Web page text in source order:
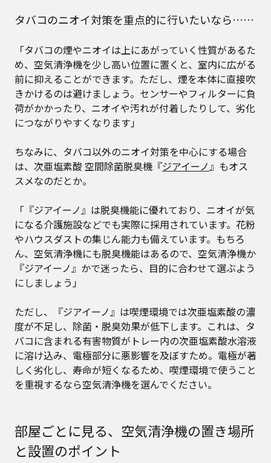
タバコのニオイ対策を重点的に行いたいなら……
「タバコの煙やニオイは上にあがっていく性質があるた
め、空気清浄機を少し高い位置に置くと、室内に広がる
前に抑えることができます。ただし、煙を本体に直接吹
きかけるのは避けましょう。センサーやフィルターに負
荷がかかったり、ニオイや汚れが付着したりして、劣化
につながりやすくなります」
ちなみに、タバコ以外のニオイ対策を中心にする場合
は、次亜塩素酸 空間除菌脱臭機『ジアイーノ』もオス
スメなのだとか。
「『ジアイーノ』は脱臭機能に優れており、ニオイが気
になる介護施設などでも実際に採用されています。花粉
やハウスダストの集じん能力も備えています。もちろ
ん、空気清浄機にも脱臭機能はあるので、空気清浄機か
『ジアイーノ』かで迷ったら、目的に合わせて選ぶよう
にしましょう」
ただし、『ジアイーノ』は喫煙環境では次亜塩素酸の濃
度が不足し、除菌・脱臭効果が低下します。これは、タ
バコに含まれる有害物質がトレー内の次亜塩素酸水溶液
に溶け込み、電極部分に悪影響を及ぼすため。電極が著
しく劣化し、寿命が短くなるため、喫煙環境で使うこと
を重視するなら空気清浄機を選んでください。
部屋ごとに見る、空気清浄機の置き場所
と設置のポイント